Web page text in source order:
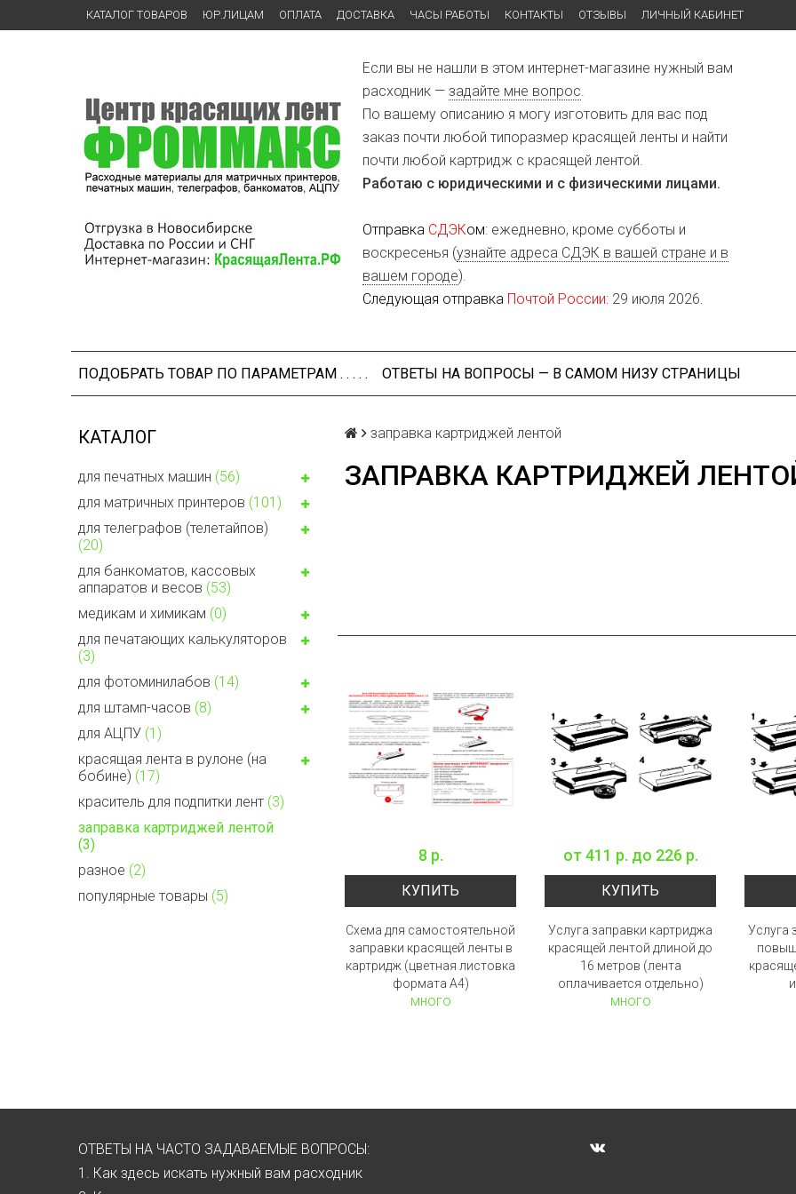
КАТАЛОГ ТОВАРОВ ЮР.ЛИЦАМ ОПЛАТА ДОСТАВКА ЧАСЫ РАБОТЫ КОНТАКТЫ ОТЗЫВЫ ЛИЧНЫЙ КАБИНЕТ
Если вы не нашли в этом интернет-магазине нужный вам
расходник — задайте мне вопрос
По вашему описанию я могу изготовить для вас под
заказ почти любой типоразмер красящей ленты и найти
почти любой картридж с красящей лентой.
Работаю с юридическими и с физическими лицами.
Отправка СДЭКом: ежедневно, кроме субботы и
воскресенья (узнайте адреса СДЭК в вашей стране и в
вашем городе).
Следующая отправка Почтой России: 29 июля 2026.
ПОДОБРАТЬ ТОВАР ПО ПАРАМЕТРАМ . . . . . ОТВЕТЫ НА ВОПРОСЫ — В САМОМ НИЗУ СТРАНИЦЫ
КАТАЛОГ
для печатных машин (56)
для матричных принтеров (101)
для телеграфов (телетайпов)
(20)
для банкоматов, кассовых
аппаратов и весов (53)
медикам и химикам (0)
для печатающих калькуляторов
(3)
для фотоминилабов (14)
для штамп-часов (8)
для АЦПУ (1)
красящая лента в рулоне (на
бобине) (17)
краситель для подпитки лент (3)
заправка картриджей лентой
(3)
разное (2)
популярные товары (5)
заправка картриджей лентой
ЗАПРАВКА КАРТРИДЖЕЙ
8 р.
КУПИТЬ
Схема для самостоятельной
заправки красящей ленты в
картридж (цветная листовка
формата А4)
много
от411 р. до 226 р.
КУПИТЬ
Услуга заправки картриджа
красящей лентой длиной до
16 метров (лента
оплачивается отдельно)
много
Услуга
ОТВЕТЫ НА ЧАСТО ЗАДАВАЕМЫЕ ВОПРОСЫ:
1. Как здесь искать нужный вам расходник